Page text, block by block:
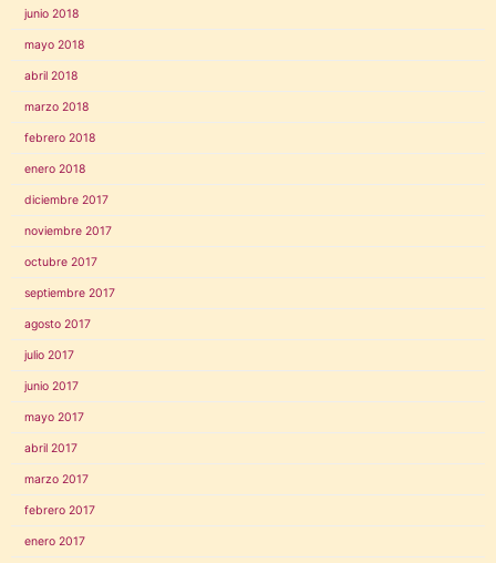
junio 2018
mayo 2018
abril 2018
marzo 2018
febrero 2018
enero 2018
diciembre 2017
noviembre 2017
octubre 2017
septiembre 2017
agosto 2017
julio 2017
junio 2017
mayo 2017
abril 2017
marzo 2017
febrero 2017
enero 2017